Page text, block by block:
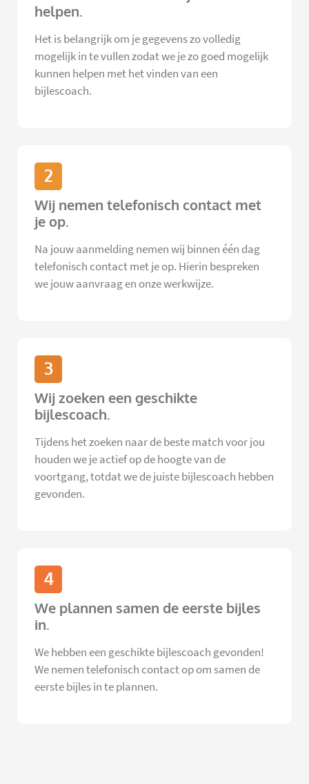
helpen.
Het is belangrijk om je gegevens zo volledig
mogelijk in te vullen zodat we je zo goed mogelijk
kunnen helpen met het vinden van een
bijlescoach.
2
Wij nemen telefonisch contact met
je op.
Na jouw aanmelding nemen wij binnen één dag
telefonisch contact met je op. Hierin bespreken
we jouw aanvraag en onze werkwijze.
3
Wij zoeken een geschikte
bijlescoach.
Tijdens het zoeken naar de beste match voor jou
houden we je actief op de hoogte van de
voortgang, totdat we de juiste bijlescoach hebben
gevonden.
4
We plannen samen de eerste bijles
in.
We hebben een geschikte bijlescoach gevonden!
We nemen telefonisch contact op om samen de
eerste bijles in te plannen.